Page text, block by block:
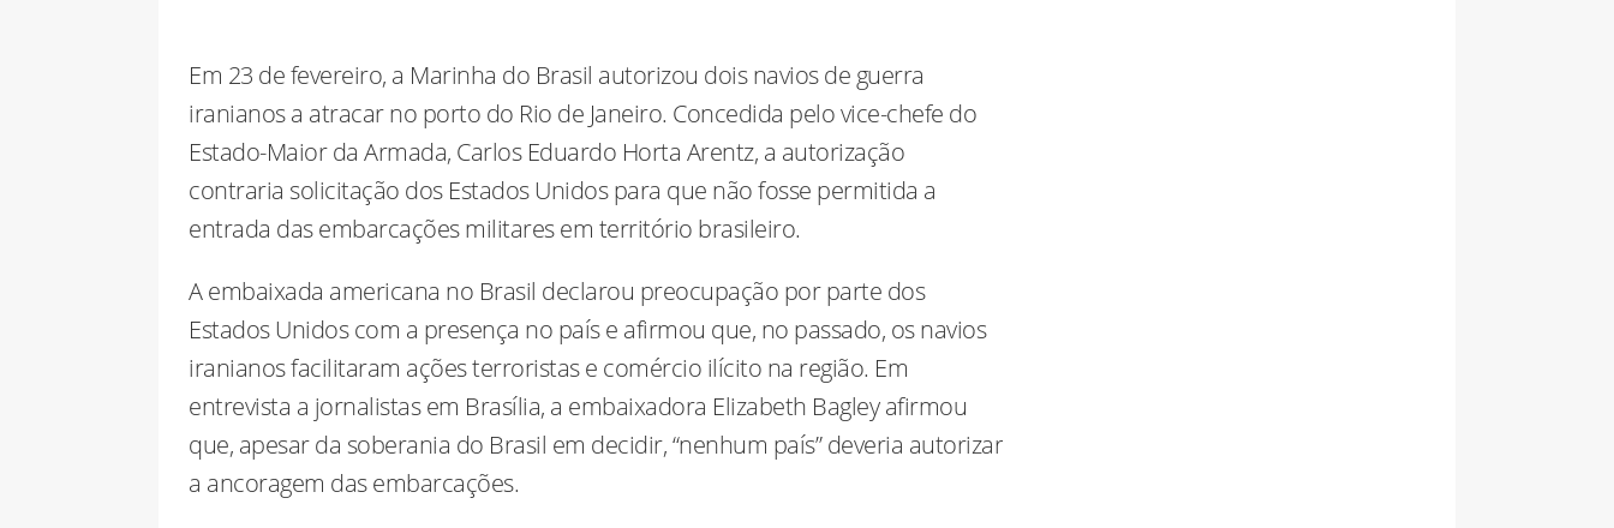
Em 23 de fevereiro, a Marinha do Brasil autorizou dois navios de guerra
iranianos a atracar no porto do Rio de Janeiro. Concedida pelo vice-chefe do
Estado-Maior da Armada, Carlos Eduardo Horta Arentz, a autorização
contraria solicitação dos Estados Unidos para que não fosse permitida a
entrada das embarcações militares em território brasileiro.
A embaixada americana no Brasil declarou preocupação por parte dos
Estados Unidos com a presença no país e afirmou que, no passado, os navios
iranianos facilitaram ações terroristas e comércio ilícito na região. Em
entrevista a jornalistas em Brasília, a embaixadora Elizabeth Bagley afirmou
que, apesar da soberania do Brasil em decidir, “nenhum país” deveria autorizar
a ancoragem das embarcações.